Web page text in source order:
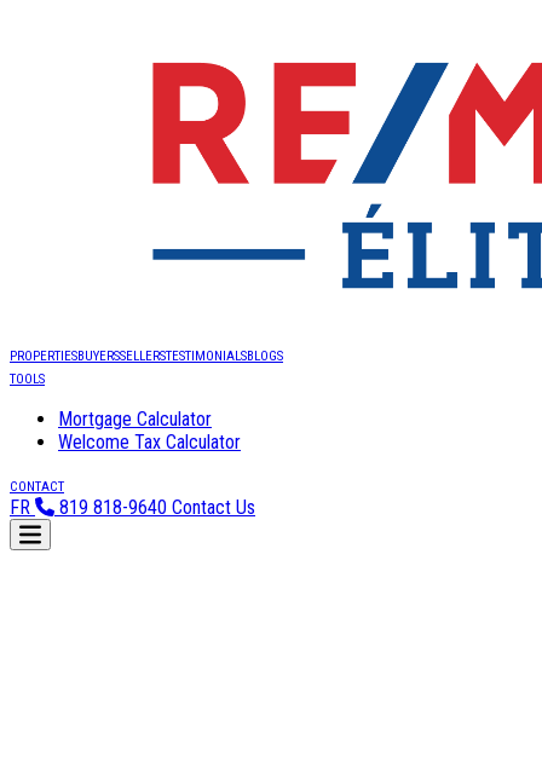
PROPERTIESBUYERSSELLERSTESTIMONIALSBLOGS
TOOLS
Mortgage Calculator
Welcome Tax Calculator
CONTACT
FR 819 818-9640 Contact Us